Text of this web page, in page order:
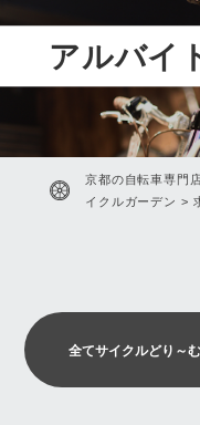
アルバイ
京都の自転車専門
イクルガーデン >
全てサイクルどり～